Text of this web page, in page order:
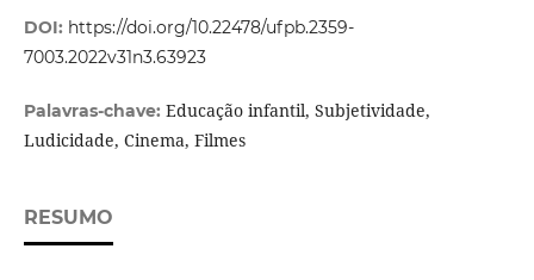
DOI: https://doi.org/10.22478/ufpb.2359-
7003.2022v31n3.63923
Palavras-chave: Educação infantil, Subjetividade,
Ludicidade, Cinema, Filmes
RESUMO